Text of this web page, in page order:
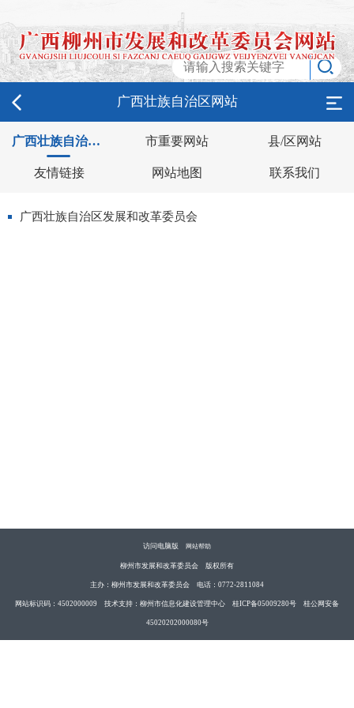
广西壮族自治区网站
广西壮族自治区网站 市重要网站 县/区网站
友情链接 网站地图 联系我们
广西壮族自治区发展和改革委员会
访问电脑版 网站帮助
柳州市发展和改革委员会 版权所有
主办：柳州市发展和改革委员会 电话：0772-2811084
网站标识码：4502000009 技术支持：柳州市信息化建设管理中心 桂ICP备05009280号 桂公网安备
45020202000080号